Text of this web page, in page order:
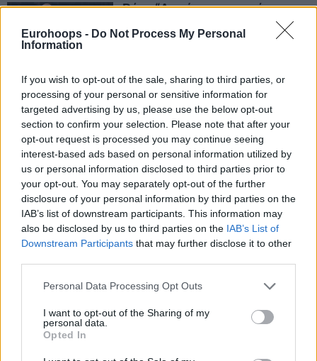
Eurohoops - Do Not Process My Personal
Information
If you wish to opt-out of the sale, sharing to third parties, or
processing of your personal or sensitive information for
targeted advertising by us, please use the below opt-out
section to confirm your selection. Please note that after your
opt-out request is processed you may continue seeing
interest-based ads based on personal information utilized by
us or personal information disclosed to third parties prior to
your opt-out. You may separately opt-out of the further
disclosure of your personal information by third parties on the
IAB’s list of downstream participants. This information may
also be disclosed by us to third parties on the IAB’s List of
Downstream Participants that may further disclose it to other
Please note that this website/app uses one or more Google
not limited to your visit or usage behaviour. You may click to
grant or deny consent to Google and its third-party tags to
use your data for below specified purposes in below Google
consent section.
Personal Data Processing Opt Outs
I want to opt-out of the Sharing of my
personal data.
Opted In
Ράις: “Δεν έχω αποφασίσει
Είμαστε απογοητευμένοι”
Απογοητευμένος ήταν ο Ταϊρίς Ράις μετά την ήττα της ΑΕΚ
με 85-74 στον τελικό του Basketball Champions League
από...
Παναθηναϊκός: Οι καλύτερες
ασίστ στην φετινή Basket
League με Καλάθη, Παππά &
Ράις! (video)
25/MAY/20 21:04
Η σεζόν για τον Παναθηναϊκό στην Basket League
ολοκληρώθηκε με ένα ακόμα πρωτάθλημα και οι
"πράσινοι" παρουσίασαν τις τρεις...
μεσαία ράφια, στην Ευρωλίγκα
και σε Final Four! (πίνακας)